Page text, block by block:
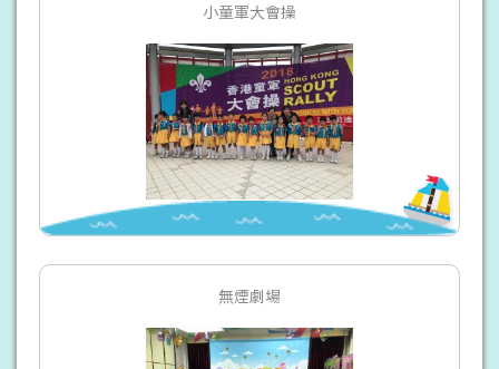
小童軍大會操
無煙劇場